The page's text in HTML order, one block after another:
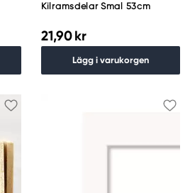
Kilramsdelar Smal 53cm
21,90 kr
Lägg i varukorgen